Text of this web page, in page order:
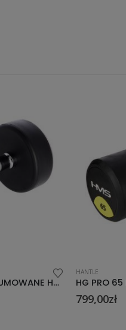
HG PRO 65 KG HANTLE GUMOWANE HMS
HANTLE
53,00zł